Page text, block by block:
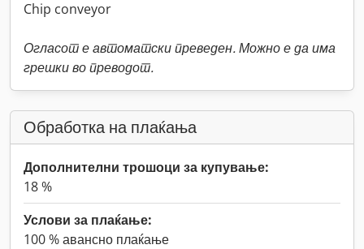
Chip conveyor
Огласот е автоматски преведен. Можно е да има
грешки во преводот.
Обработка на плаќања
Дополнителни трошоци за купување:
18 %
Услови за плаќање:
100 % авансно плаќање